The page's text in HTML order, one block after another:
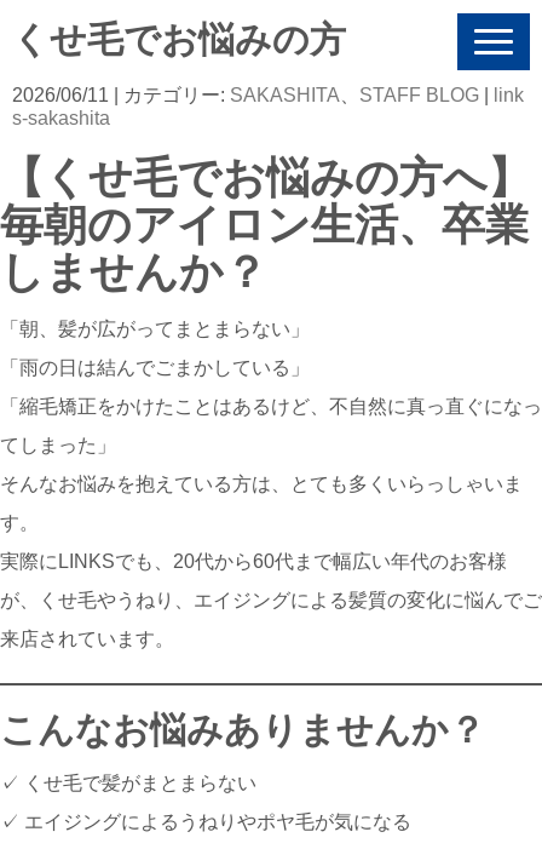
N
v
i
a
i
o
n
くせ毛でお悩みの方
2026/06/11 | カテゴリー: SAKASHITA STAFF BLOG
link
s-sakashita
【くせ毛でお悩みの方へ】
毎朝のアイロン生活、卒業
しませんか？
「朝、髪が広がってまとまらない」
「雨の日は結んでごまかしている」
「縮毛矯正をかけたことはあるけど、不自然に真っ直ぐになっ
てしまった」
そんなお悩みを抱えている方は、とても多くいらっしゃいま
す。
実際にLINKSでも、20代から60代まで幅広い年代のお客様
が、くせ毛やうねり、エイジングによる髪質の変化に悩んでご
来店されています。
こんなお悩みありませんか？
✓ くせ毛で髪がまとまらない
✓ エイジングによるうねりやポヤ毛が気になる